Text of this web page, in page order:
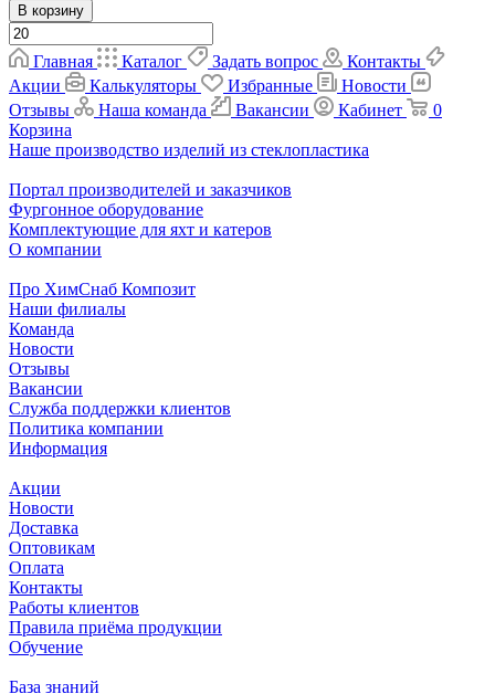
В корзину
Главная Каталог Задать вопрос
Контакты
Акции
Калькуляторы Избранные
Новости
Отзывы
Наша команда Вакансии Кабинет
0
Корзина
Наше производство изделий из стеклопластика
Портал производителей и заказчиков
Фургонное оборудование
Комплектующие для яхт и катеров
О компании
Про ХимСнаб Композит
Наши филиалы
Команда
Новости
Отзывы
Вакансии
Служба поддержки клиентов
Политика компании
Информация
Акции
Новости
Доставка
Оптовикам
Оплата
Контакты
Работы клиентов
Правила приёма продукции
Обучение
База знаний